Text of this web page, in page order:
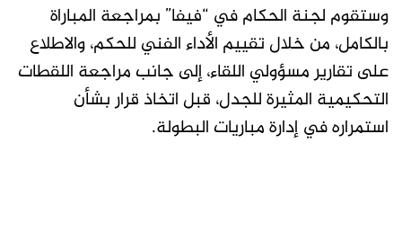
وستقوم لجنة الحكام في “فيفا” بمراجعة المباراة
بالكامل، من خلال تقييم الأداء الفني للحكم، والاطلاع
على تقارير مسؤولي اللقاء، إلى جانب مراجعة اللقطات
التحكيمية المثيرة للجدل، قبل اتخاذ قرار بشأن
استمراره في إدارة مباريات البطولة.